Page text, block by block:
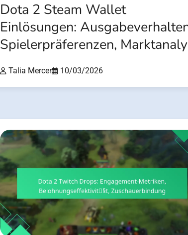
Dota 2 Steam Wallet
Einlösungen:
Spielerpräferenzen,
Talia Mercer 10/03/2026